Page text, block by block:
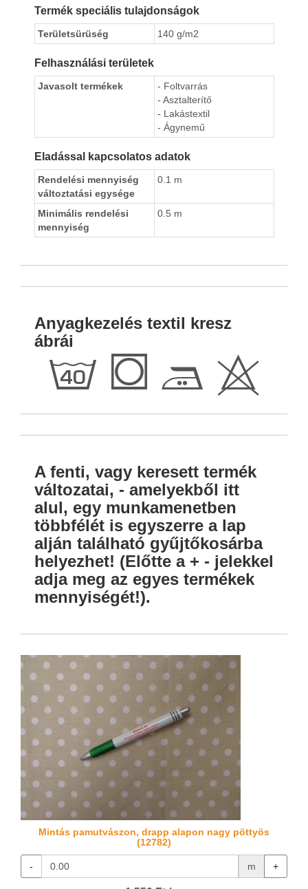
Termék speciális tulajdonságok
Területsürüség 140 g/m2
Felhasználási területek
Javasolt termékek
- Foltvarrás
- Asztalterítő
- Lakástextil
- Ágynemű
Eladással kapcsolatos adatok
Rendelési mennyiség
változtatási egysége
0.1 m
Minimális rendelési
mennyiség
0.5 m
Anyagkezelés textil kresz
ábrái
h Q E H
A fenti, vagy keresett termék
változatai, - amelyekből itt
alul, egy munkamenetben
többfélét is egyszerre a lap
alján található gyűjtőkosárba
helyezhet! (Előtte a + - jelekkel
adja meg az egyes termékek
mennyiségét!).
Mintás pamutvászon, drapp alapon nagy pöttyös
(12782)
- m +